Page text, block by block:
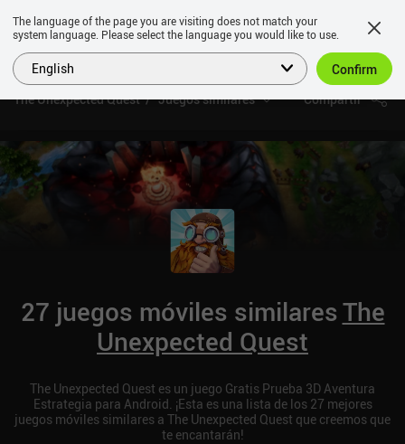
The Unexpected Quest Juegos similares Compartir
27 juegos móviles similaresThe
Unexpected Quest
The Unexpected Quest es un juego Gratis Prueba 3D Aventura
Estrategia para Android. ¡Esta es una lista de los 27 mejores
juegos móviles similares a The Unexpected Quest que creemos que
te encantarán!
The language of the page you are visiting does not match your
system language. Please select the language you would like to use.
English Confirm